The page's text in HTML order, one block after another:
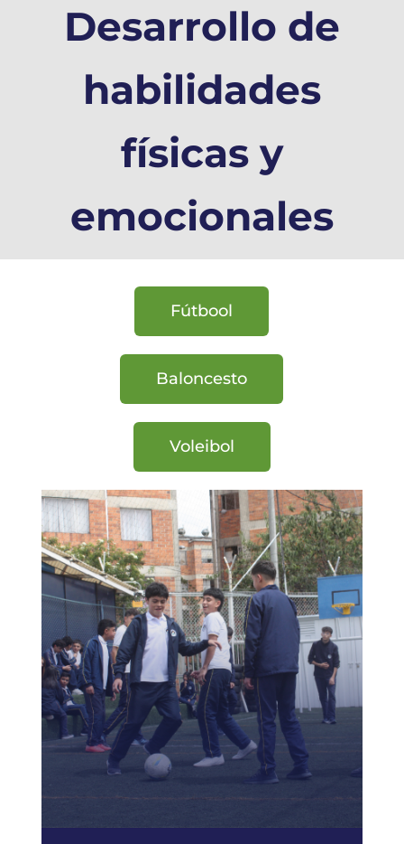
Desarrollo de
habilidades
físicas y
emocionales
Fútbool
Baloncesto
Voleibol